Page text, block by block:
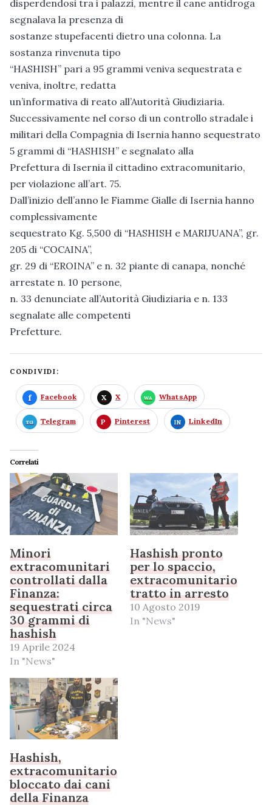
disperdendosi tra i palazzi, mentre il cane antidroga
segnalava la presenza di
sostanze stupefacenti dietro una colonna. La
sostanza rinvenuta tipo
“HASHISH” pari a 95 grammi veniva sequestrata e
veniva, inoltre, redatta
un’informativa di reato all’Autorità Giudiziaria.
Successivamente nel corso di un controllo stradale i
militari della Compagnia di Isernia hanno sequestrato
5 grammi di “HASHISH” e segnalato alla
Prefettura di Isernia il cittadino extracomunitario,
per violazione all’art. 75.
Dall’inizio dell’anno le Fiamme Gialle di Isernia hanno
complessivamente
sequestrato Kg. 5,500 di “HASHISH e MARIJUANA”, gr.
205 di “COCAINA”,
gr. 29 di “EROINA” e n. 32 piante di canapa, nonché
arrestate n. 10 persone,
n. 33 denunciate all’Autorità Giudiziaria e n. 133
segnalate alle competenti
Prefetture.
CONDIVIDI:
Facebook X WhatsApp
Telegram Pinterest LinkedIn
Correlati
Minori
extracomunitari
controllati dalla
Finanza:
sequestrati circa
30 grammi di
hashish
19 Aprile 2024
In "News"
Hashish pronto
per lo spaccio,
extracomunitario
tratto in arresto
10 Agosto 2019
In "News"
Hashish,
extracomunitario
bloccato dai cani
della Finanza